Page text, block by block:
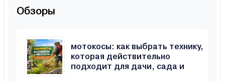
Обзоры
мотокосы: как выбрать технику,
которая действительно
подходит для дачи, сада и